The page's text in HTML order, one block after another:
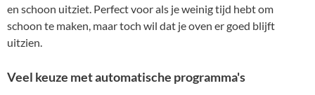
en schoon uitziet. Perfect voor als je weinig tijd hebt om
schoon te maken, maar toch wil dat je oven er goed blijft
uitzien.
Veel keuze met automatische programma's